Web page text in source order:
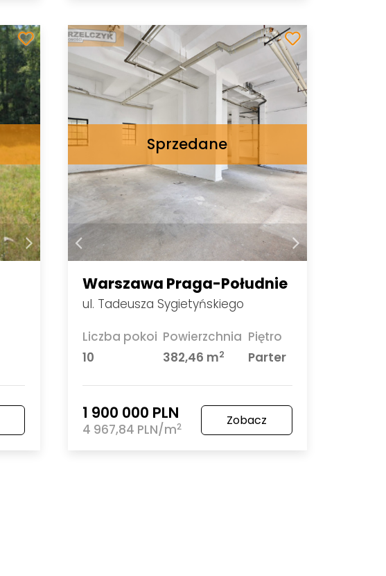
Warszawa Praga-Południe
ul. Tadeusza Sygietyńskiego
Liczba pokoi
10
Powierzchnia
382,46 m2
Piętro
Parter
1 900 000 PLN
4 967,84 PLN/m2 Zobacz